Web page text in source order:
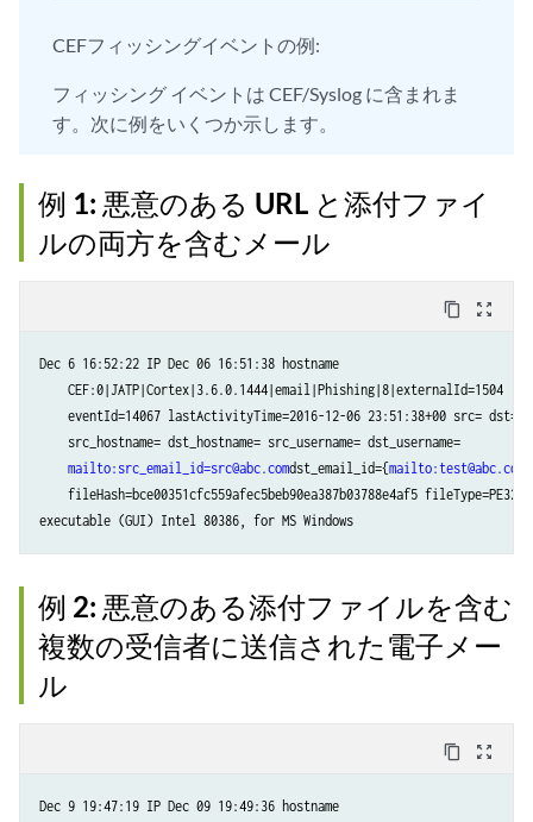
CEFフィッシングイベントの例:
フィッシング イベントは CEF/Syslog に含まれま
す。次に例をいくつか示します。
例 1: 悪意のある URL と添付ファイ
ルの両方を含むメール
content_copy zoom_out_map
Dec 6 16:52:22 IP Dec 06 16:51:38 hostname
    CEF:0|JATP|Cortex|3.6.0.1444|email|Phishing|8|externalId=1504
    eventId=14067 lastActivityTime=2016-12-06 23:51:38+00 src= dst=
    src_hostname= dst_hostname= src_username= dst_username=
mailto:src_email_id=src@abc.comdst_email_id={mailto:test@abc.com
    fileHash=bce00351cfc559afec5beb90ea387b03788e4af5 fileType=PE32
例 2: 悪意のある添付ファイルを含む
複数の受信者に送信された電子メー
ル
content_copy zoom_out_map
Dec 9 19:47:19 IP Dec 09 19:49:36 hostname